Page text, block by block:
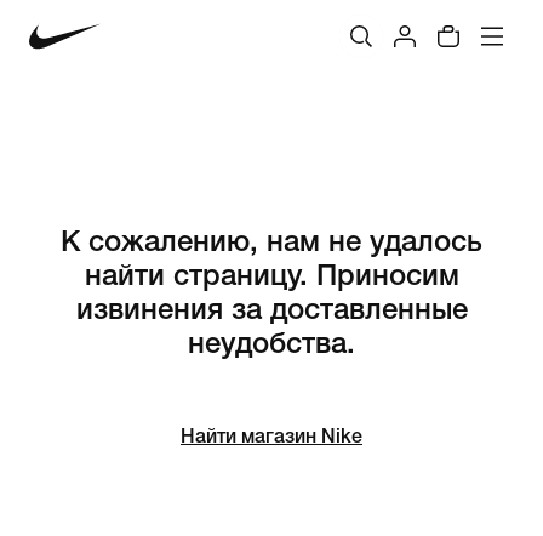
К сожалению, нам не удалось
найти страницу. Приносим
извинения за доставленные
неудобства.
Найти магазин Nike